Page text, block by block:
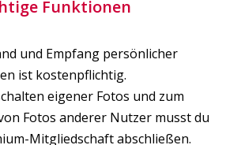
Funktionen
und Empfang persönlicher
ist kostenpflichtig.
eigener Fotos und zum
Fotos anderer Nutzer musst du
Mitgliedschaft abschließen.